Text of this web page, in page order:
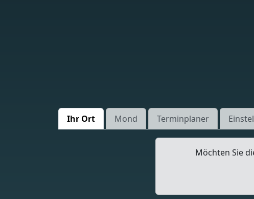
Ihr Ort Mond Terminplaner
Möchten Sie